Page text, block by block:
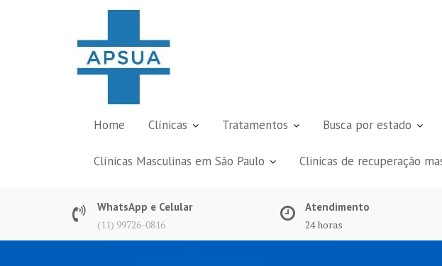
Home Clínicas Tratamentos Busca por estado
Clínicas Masculinas em São Paulo Clinicas de recuperação
WhatsApp e Celular
(11) 99726-0816
Atendimento
24 horas